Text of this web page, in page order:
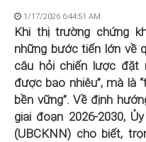
1/17/2026 6:44:51 AM
Khi thị trường chứng
những bước tiến lớn về
câu hỏi chiến lược đặt
được bao nhiêu”, mà là
bền vững”. Về định
giai đoạn 2026-2030,
(UBCKNN) cho biết,